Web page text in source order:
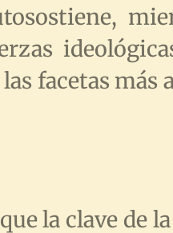
facetas más
la clave de